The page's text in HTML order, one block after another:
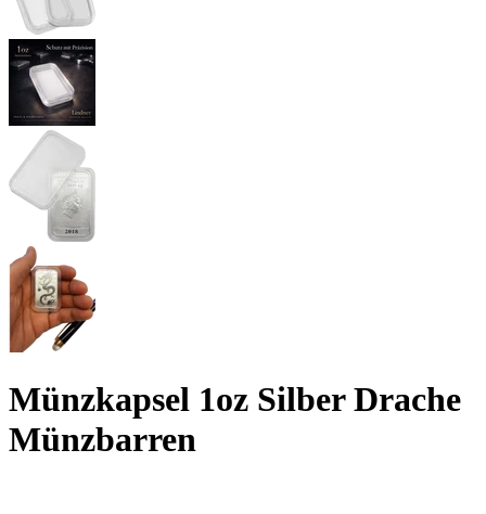
Münzkapsel 1oz Silber Drache
Münzbarren